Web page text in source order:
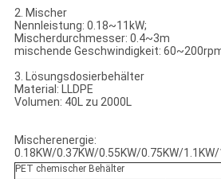
2. Mischer
Nennleistung: 0.18~11kW;
Mischerdurchmesser: 0.4~3m
mischende Geschwindigkeit:
3. Lösungsdosierbehälter
Material: LLDPE
Volumen: 40L zu 2000L
Mischerenergie:
0.18KW/0.37KW/0.55KW/0.75KW/
PET chemischer Behälter